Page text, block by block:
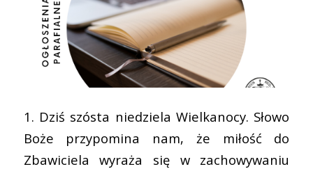
1. Dziś szósta niedziela Wielkanocy. Słowo
Boże przypomina nam, że miłość do
Zbawiciela wyraża się w zachowywaniu